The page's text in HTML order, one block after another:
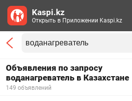
Объявления по запросу
воданагреватель в Казахстане
149 объявлений
Kaspi.kz
Открыть в Приложении Kaspi.kz